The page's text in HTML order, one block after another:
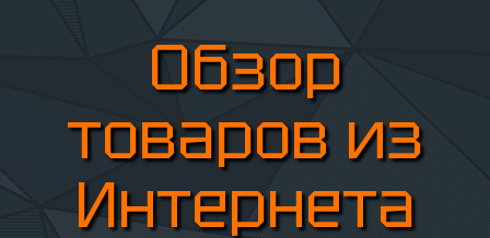
Обзор
товаров из
Интернета